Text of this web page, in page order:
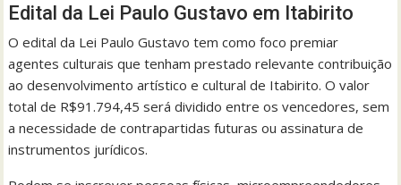
Edital da Lei Paulo Gustavo em Itabirito
O edital da Lei Paulo Gustavo tem como foco premiar
agentes culturais que tenham prestado relevante contribuição
ao desenvolvimento artístico e cultural de Itabirito. O valor
total de R$91.794,45 será dividido entre os vencedores, sem
a necessidade de contrapartidas futuras ou assinatura de
instrumentos jurídicos.